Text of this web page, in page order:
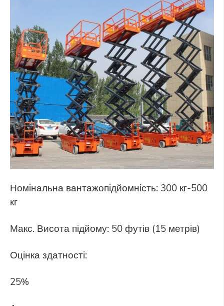
Номінальна вантажопідйомність: 300 кг-500
кг
Макс. Висота підйому: 50 футів (15 метрів)
Оцінка здатності:
25%